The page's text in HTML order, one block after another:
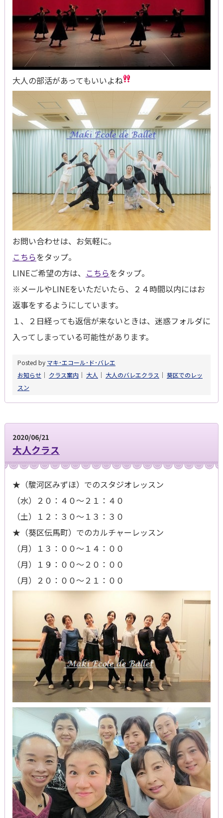
大人の部活があってもいいよね
お問い合わせは、お気軽に。
こちらをタップ。
LINEご希望の方は、 こちらをタップ。
※メールやLINEをいただいたら、２４時間以内にはお
返事をするようにしています。
１、２日経っても返信が来ないときは、迷惑フォルダに
入ってしまっている可能性があります。
Posted by マキ･エコール･ド･バレエ
お知らせ│ クラス案内│ 大人 │ 大人のバレエクラス │ 葵区でのレッ
スン
2020/06/21
大人クラス
★（駿河区みずほ）でのスタジオレッスン
（水）２０：４０～２１：４０
（土）１２：３０～１３：３０
★（葵区伝馬町）でのカルチャーレッスン
（月）１３：００～１４：００
（月）１９：００～２０：００
（月）２０：００～２１：００